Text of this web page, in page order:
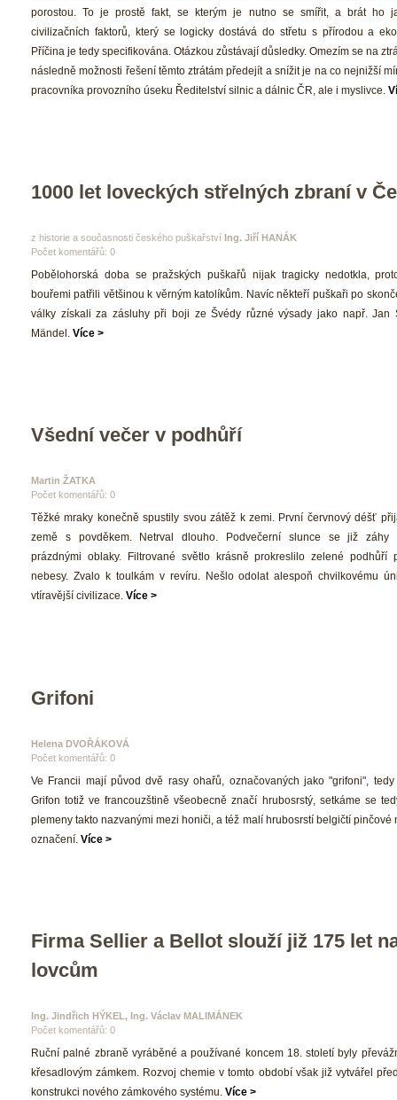
porostou. To je prostě fakt, se kterým je nutno se smířit, a brát ho
civilizačních faktorů, který se logicky dostává do střetu s přírodou a
Příčina je tedy specifikována. Otázkou zůstávají důsledky. Omezím se na
následně možnosti řešení těmto ztrátám předejít a snížit je na co nejnižší
pracovníka provozního úseku Ředitelství silnic a dálnic ČR, ale i myslivce.
1000 let loveckých střelných zbraní v
z historie a současnosti českého puškařství Ing. Jiří HANÁK
Počet komentářů: 0
Pobělohorská doba se pražských puškařů nijak tragicky nedotkla,
bouřemi patřili většinou k věrným katolíkům. Navíc někteří puškaři po
války získali za zásluhy při boji ze Švédy různé výsady jako např. Jan
Mändel. Více >
Všední večer v podhůří
Martin ŽATKA
Počet komentářů: 0
Těžké mraky konečně spustily svou zátěž k zemi. První červnový déšť
země s povděkem. Netrval dlouho. Podvečerní slunce se již záhy
prázdnými oblaky. Filtrované světlo krásně prokreslilo zelené podhůří
nebesy. Zvalo k toulkám v revíru. Nešlo odolat alespoň chvilkovému
vtíravější civilizace. Více >
Grifoni
Helena DVOŘÁKOVÁ
Počet komentářů: 0
Ve Francii mají původ dvě rasy ohařů, označovaných jako "grifoni", tedy
Grifon totiž ve francouzštině všeobecně značí hrubosrstý, setkáme se
plemeny takto nazvanými mezi honiči, a též malí hrubosrstí belgičtí pinčové
označení. Více >
Firma Sellier a Bellot slouží již 175 let
lovcům
Ing. Jindřich HÝKEL, Ing. Václav MALIMÁNEK
Počet komentářů: 0
Ruční palné zbraně vyráběné a používané koncem 18. století byly
křesadlovým zámkem. Rozvoj chemie v tomto období však již vytvářel
konstrukci nového zámkového systému. Více >